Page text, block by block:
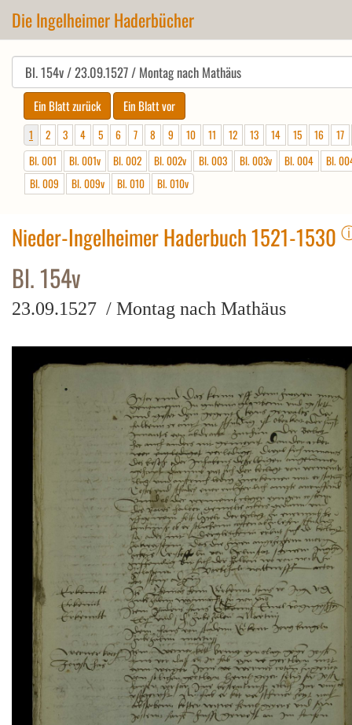
Die Ingelheimer Haderbücher
1 2 3 4 5 6 7 8 9 10 11 12 13 14 15 16
17
Bl. 001
Bl. 001v Bl. 002 Bl. 002v Bl. 003 Bl. 003v Bl. 004
Bl.
Bl. 009
Bl. 009v Bl. 010 Bl. 010v
Nieder-Ingelheimer Haderbuch 1521-1530
Bl. 154v
23.09.1527 / Montag nach Mathäus